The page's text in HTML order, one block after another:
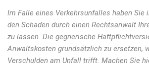
Im Falle eines Verkehrsunfalles haben Sie
den Schaden durch einen Rechtsanwalt
zu lassen. Die gegnerische
Anwaltskosten grundsätzlich zu ersetzen,
Verschulden am Unfall trifft. Machen Sie